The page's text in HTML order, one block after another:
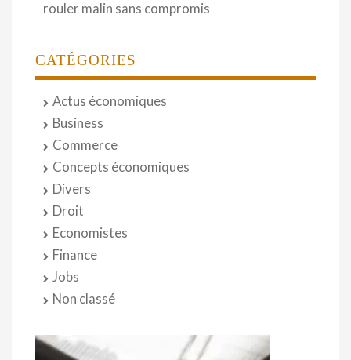
rouler malin sans compromis
CATÉGORIES
Actus économiques
Business
Commerce
Concepts économiques
Divers
Droit
Economistes
Finance
Jobs
Non classé